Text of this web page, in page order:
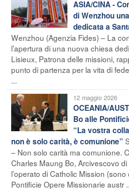
ASIA/CINA -
di Wenzhou
dedicata a
Wenzhou (Agenzia Fides) – La
l’apertura di una nuova chiesa
Lisieux, Patrona delle missioni,
punto di partenza per la vita di
...
12 maggio 2026
OCEANIA/
Bo alle
“La vostra
non è solo carità, è comunione”
– Non solo carità ma comunione.
Charles Maung Bo, Arcivescovo
l’operato di Catholic Mission
Pontificie Opere Missionarie austr